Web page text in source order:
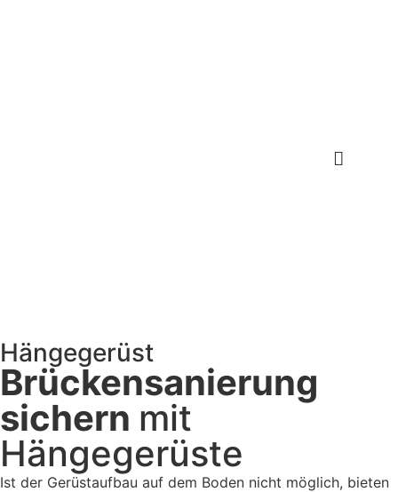
Hängegerüst
Brückensanierung
sichern mit
Hängegerüste
Ist der Gerüstaufbau auf dem Boden nicht möglich, bieten